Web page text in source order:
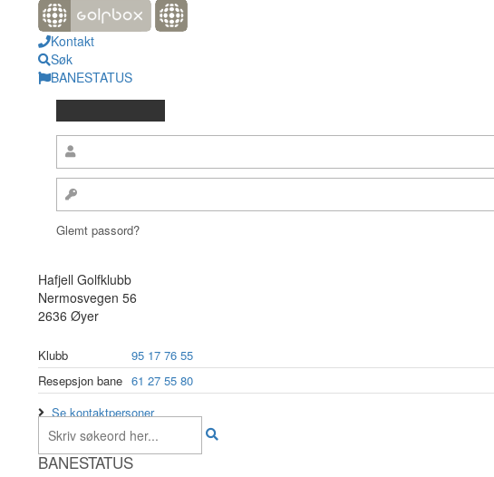
Kontakt
Søk
BANESTATUS
Glemt passord?
Hafjell Golfklubb
Nermosvegen 56
2636 Øyer
Klubb
95 17 76 55
Resepsjon bane 61 27 55 80
Se kontaktpersoner
BANESTATUS